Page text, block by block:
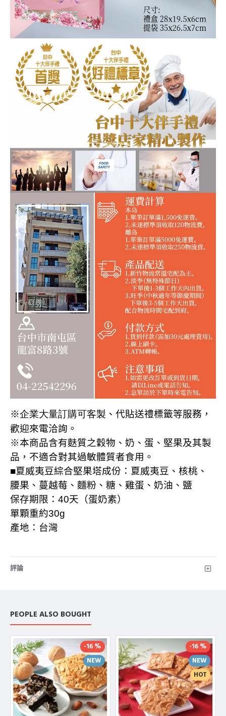
※企業大量訂購可客製 、代貼送禮標籤等服務，
歡迎來電洽詢 。
※本商品含有麩質之穀物、奶、蛋、堅果及其製
品，不適合對其過敏體質者食用。
■夏威夷豆綜合堅果塔成份：夏威夷豆、核桃、
腰果、蔓越莓、麵粉、糖、雞蛋、奶油、鹽
保存期限： 40天（蛋奶素）
單顆重約30g
產地：台灣
評論
PEOPLE ALSO BOUGHT
NEW
-16 %
NEW
HOT
-16 %